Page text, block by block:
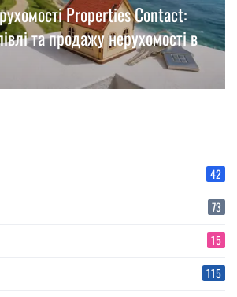
Properties Contact:
та продажу нерухомості в
42
73
15
115